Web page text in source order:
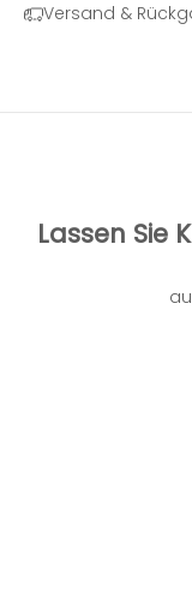
Versand &
Lassen Sie